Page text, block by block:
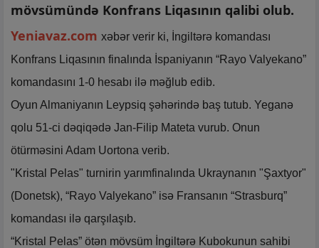
mövsümündə Konfrans Liqasının qalibi olub.
Yeniavaz.com xəbər verir ki, İngiltərə komandası
Konfrans Liqasının finalında İspaniyanın “Rayo Valyekano”
komandasını 1-0 hesabı ilə məğlub edib.
Oyun Almaniyanın Leypsiq şəhərində baş tutub. Yeganə
qolu 51-ci dəqiqədə Jan-Filip Mateta vurub. Onun
ötürməsini Adam Uortona verib.
"Kristal Pelas" turnirin yarımfinalında Ukraynanın "Şaxtyor"
(Donetsk), “Rayo Valyekano” isə Fransanın “Strasburq”
komandası ilə qarşılaşıb.
“Kristal Pelas” ötən mövsüm İngiltərə Kubokunun sahibi